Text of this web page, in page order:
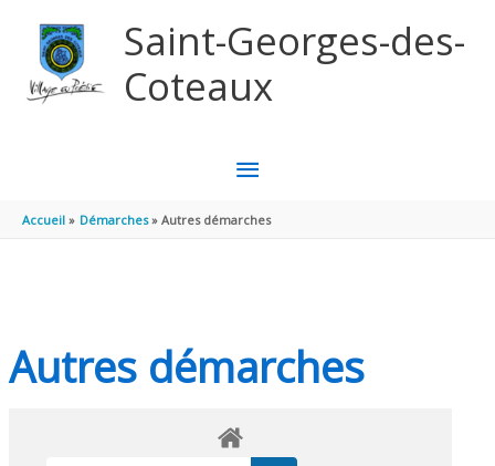
Saint-Georges-des-
Coteaux
MENU
PRINCIPAL
Accueil Démarches Autres démarches
Autres démarches